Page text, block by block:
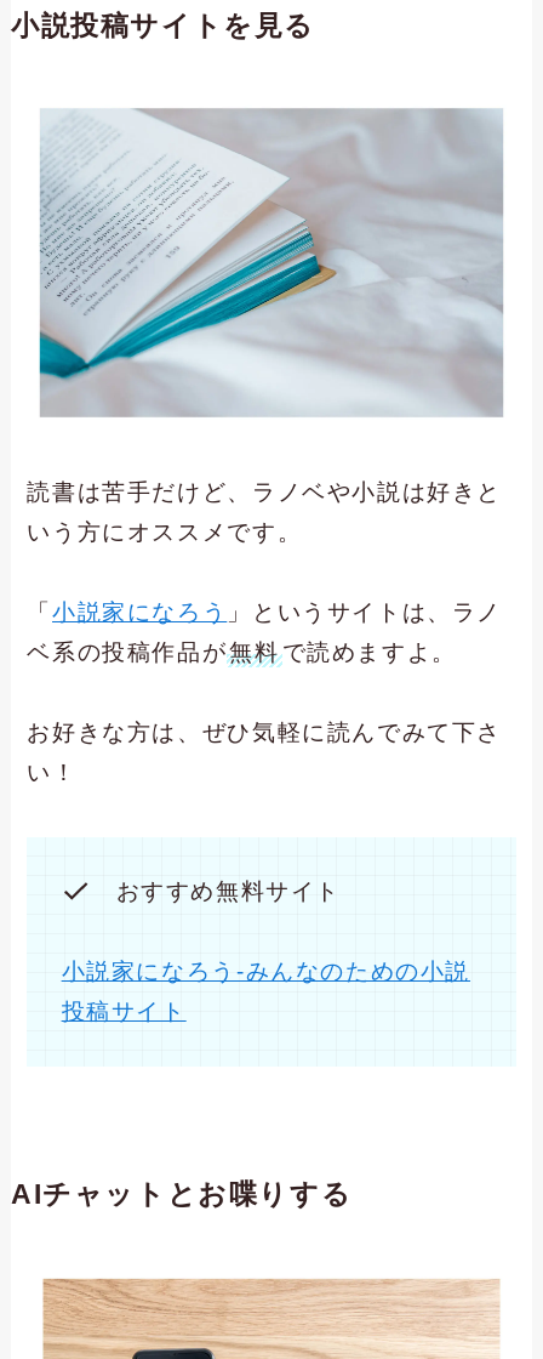
小説投稿サイトを見る
読書は苦手だけど、ラノベや小説は好きと
いう方にオススメです。
「小説家になろう
」というサイトは、ラノ
ベ系の投稿作品が無料で読めますよ。
お好きな方は、ぜひ気軽に読んでみて下さ
い！
おすすめ無料サイト
小説家になろう-みんなのための小説
投稿サイト
AIチャットとお喋りする